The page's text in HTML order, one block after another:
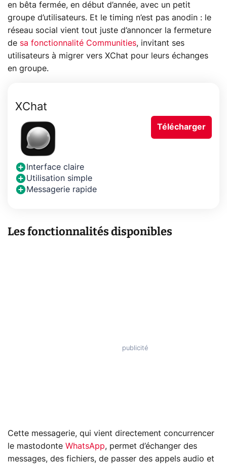
en bêta fermée, en début d’année, avec un petit
groupe d’utilisateurs. Et le timing n’est pas anodin : le
réseau social vient tout juste d’annoncer la fermeture
de sa fonctionnalité Communities, invitant ses
utilisateurs à migrer vers XChat pour leurs échanges
en groupe.
XChat
Interface claire
Utilisation simple
Messagerie rapide
Télécharger
Les fonctionnalités disponibles
Cette messagerie, qui vient directement concurrencer
le mastodonte WhatsApp, permet d’échanger des
messages, des fichiers, de passer des appels audio et